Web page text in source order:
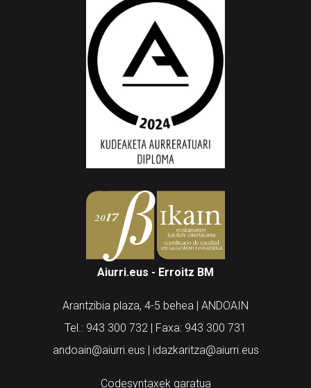
Aiurri.eus - Erroitz BM
Arantzibia plaza, 4-5 behea | ANDOAIN
Tel.: 943 300 732 | Faxa: 943 300 731
andoain@aiurri.eus | idazkaritza@aiurri.eus
Codesyntaxek garatua